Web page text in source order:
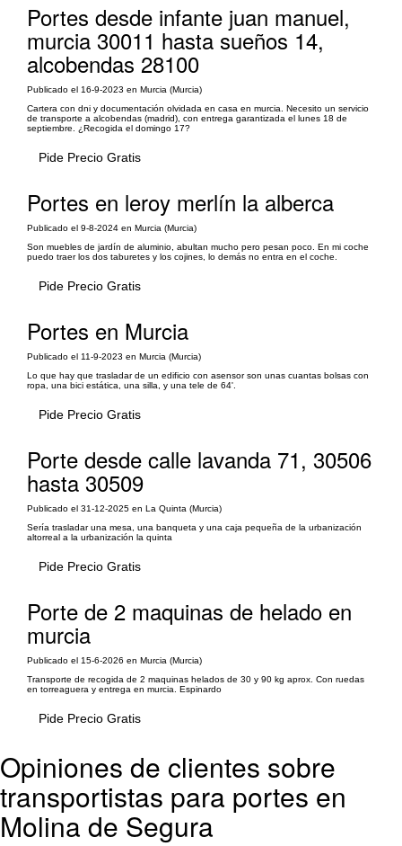
Portes desde infante juan manuel,
murcia 30011 hasta sueños 14,
alcobendas 28100
Publicado el 16-9-2023 en Murcia (Murcia)
Cartera con dni y documentación olvidada en casa en murcia. Necesito un servicio
de transporte a alcobendas (madrid), con entrega garantizada el lunes 18 de
septiembre. ¿Recogida el domingo 17?
Pide Precio Gratis
Portes en leroy merlín la alberca
Publicado el 9-8-2024 en Murcia (Murcia)
Son muebles de jardín de aluminio, abultan mucho pero pesan poco. En mi coche
puedo traer los dos taburetes y los cojines, lo demás no entra en el coche.
Pide Precio Gratis
Portes en Murcia
Publicado el 11-9-2023 en Murcia (Murcia)
Lo que hay que trasladar de un edificio con asensor son unas cuantas bolsas con
ropa, una bici estática, una silla, y una tele de 64'.
Pide Precio Gratis
Porte desde calle lavanda 71, 30506
hasta 30509
Publicado el 31-12-2025 en La Quinta (Murcia)
Sería trasladar una mesa, una banqueta y una caja pequeña de la urbanización
altorreal a la urbanización la quinta
Pide Precio Gratis
Porte de 2 maquinas de helado en
murcia
Publicado el 15-6-2026 en Murcia (Murcia)
Transporte de recogida de 2 maquinas helados de 30 y 90 kg aprox. Con ruedas
en torreaguera y entrega en murcia. Espinardo
Pide Precio Gratis
Opiniones de clientes sobre
transportistas para portes en
Molina de Segura